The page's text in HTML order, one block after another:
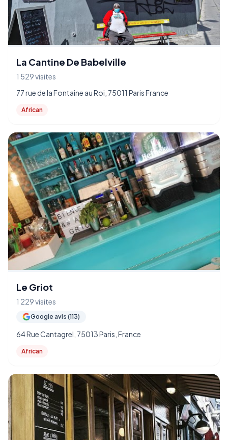
La Cantine De Babelville
1 529 visites
77 rue de la Fontaine au Roi, 75011 Paris France
African
Le Griot
1 229 visites
Google avis (113)
64 Rue Cantagrel, 75013 Paris, France
African